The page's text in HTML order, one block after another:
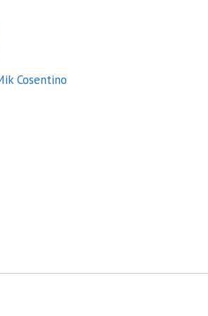
Cosentino